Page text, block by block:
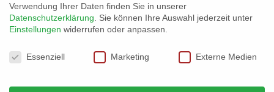
Verwendung Ihrer Daten finden Sie in unserer
Datenschutzerklärung
Sie können Ihre Auswahl jederzeit unter
Einstellungen widerrufen oder anpassen.
Datenschutzeinstellungen
Essenziell Marketing Externe Medien